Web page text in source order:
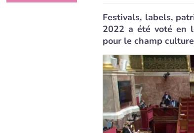
Festivals, labels,
2022 a été voté en
pour le champ